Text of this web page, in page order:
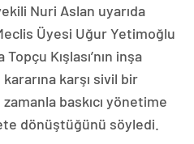
Nuri Aslan uyarıda
Üyesi Uğur Yetimoğlu
Kışlası’nın inşa
kararına karşı sivil bir
baskıcı yönetime
dönüştüğünü söyledi.